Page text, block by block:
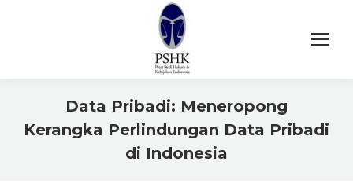
Data Pribadi: Meneropong
Kerangka Perlindungan Data Pribadi
di Indonesia